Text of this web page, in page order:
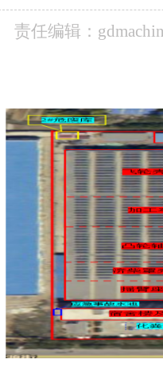
责任编辑：